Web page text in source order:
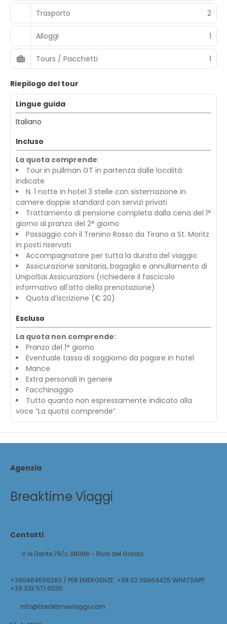
Trasporto 2
Alloggi 1
Tours / Pacchetti 1
Riepilogo del tour
Lingue guida
Italiano
Incluso
La quota comprende:
Tour in pullman GT in partenza dalle località
indicate
N. 1 notte in hotel 3 stelle con sistemazione in
camere doppie standard con servizi privati
Trattamento di pensione completa dalla cena del 1°
giorno al pranzo del 2° giorno
Passaggio con il Trenino Rosso da Tirano a St. Moritz
in posti riservati
Accompagnatore per tutta la durata del viaggio
Assicurazione sanitaria, bagaglio e annullamento di
UnipolSai Assicurazioni (richiedere il fascicolo
informativo all'atto della prenotazione)
Quota d’iscrizione (€ 20)
Escluso
La quota non comprende:
Pranzo del 1° giorno
Eventuale tassa di soggiorno da pagare in hotel
Mance
Extra personali in genere
Facchinaggio
Tutto quanto non espressamente indicato alla
voce “La quota comprende”
Agenzia
Breaktime Viaggi
Contatti
V.le Dante 78/c 38066 - Riva del Garda
+390464556363 / PER EMERGENZE: +39 02 39864425 WHATSAPP:
+39 333 571 6035
info@breaktimeviaggi.com